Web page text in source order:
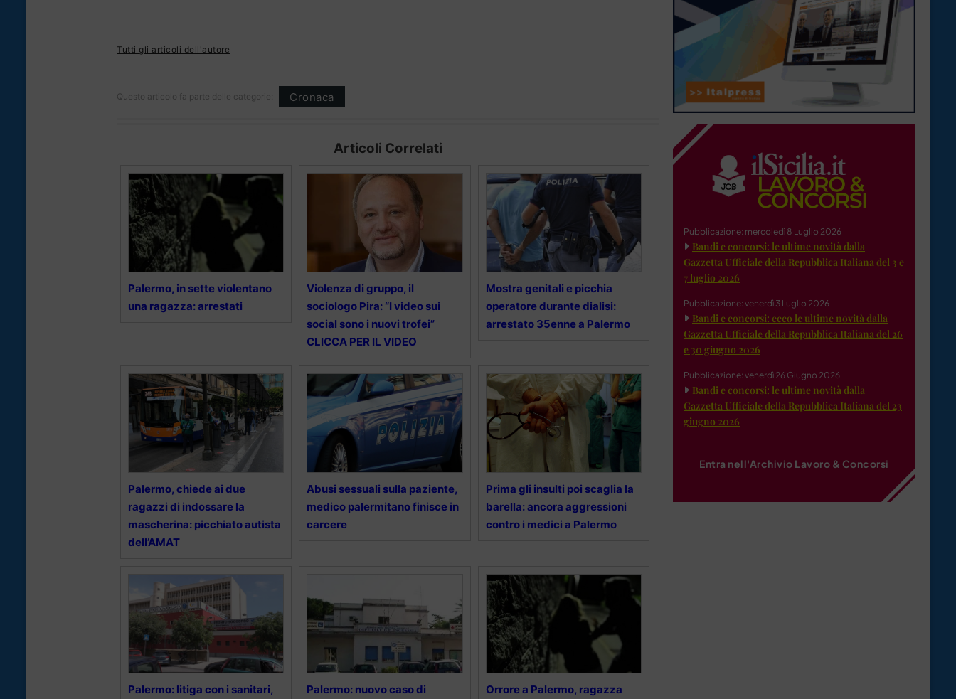
Tutti gli articoli dell'autore
Questo articolo fa parte delle categorie: Cronaca
Articoli Correlati
Palermo, in sette violentano
una ragazza: arrestati
Violenza di gruppo, il
sociologo Pira: “I video sui
social sono i nuovi trofei”
CLICCA PER IL VIDEO
Mostra genitali e picchia
operatore durante dialisi:
arrestato 35enne a Palermo
Palermo, chiede ai due
ragazzi di indossare la
mascherina: picchiato autista
dell’AMAT
Abusi sessuali sulla paziente,
medico palermitano finisce in
carcere
Prima gli insulti poi scaglia la
barella: ancora aggressioni
contro i medici a Palermo
Palermo: litiga con i sanitari, Palermo: nuovo caso di Orrore a Palermo, ragazza
Pubblicazione: mercoledì 8 Luglio 2026
Bandi e concorsi: le ultime novità dalla
Gazzetta Ufficiale della Repubblica Italiana del 3 e
7 luglio 2026
Pubblicazione: venerdì 3 Luglio 2026
Bandi e concorsi: ecco le ultime novità dalla
Gazzetta Ufficiale della Repubblica Italiana del 26
e 30 giugno 2026
Pubblicazione: venerdì 26 Giugno 2026
Bandi e concorsi: le ultime novità dalla
Gazzetta Ufficiale della Repubblica Italiana del 23
giugno 2026
Entra nell'Archivio Lavoro & Concorsi